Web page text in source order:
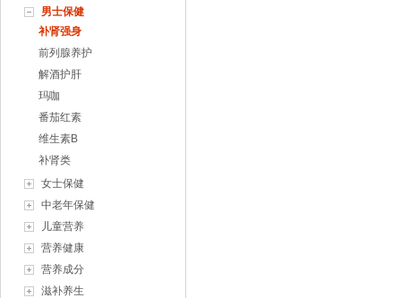
男士保健
补肾强身
前列腺养护
解酒护肝
玛咖
番茄红素
维生素B
补肾类
女士保健
中老年保健
儿童营养
营养健康
营养成分
滋补养生